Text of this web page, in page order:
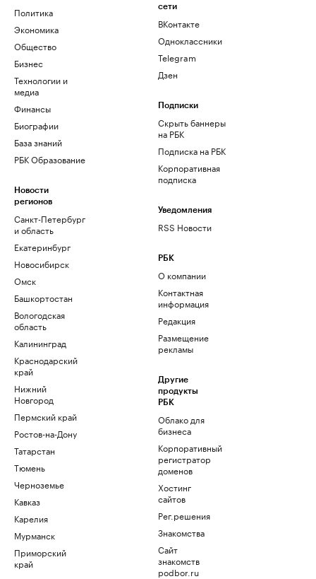
Политика
Экономика
Общество
Бизнес
Технологии и
медиа
Финансы
Биографии
База знаний
РБК Образование
Новости
регионов
Санкт-Петербург
и область
Екатеринбург
Новосибирск
Омск
Башкортостан
Вологодская
область
Калининград
Краснодарский
край
Нижний
Новгород
Пермский край
Ростов-на-Дону
Татарстан
Тюмень
Черноземье
Кавказ
Карелия
Мурманск
Приморский
край
сети
ВКонтакте
Одноклассники
Telegram
Дзен
Подписки
Скрыть баннеры
на РБК
Подписка на РБК
Корпоративная
подписка
Уведомления
RSS Новости
РБК
О компании
Контактная
информация
Редакция
Размещение
рекламы
Другие
продукты
РБК
Облако для
бизнеса
Корпоративный
регистратор
доменов
Хостинг
сайтов
Рег.решения
Знакомства
Сайт
знакомств
podbor.ru